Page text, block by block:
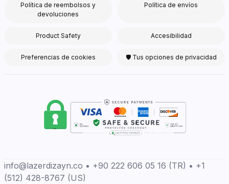
Política de reembolsos y
devoluciones
Política de envíos
Product Safety Accesibilidad
Preferencias de cookies 🛡 Tus opciones de privacidad
info@lazerdizayn.co • +90 222 606 05 16 (TR) • +1
(512) 428-8767 (US)